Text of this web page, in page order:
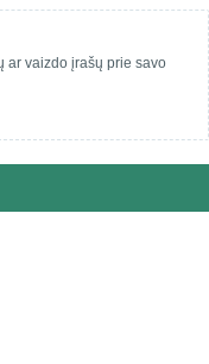
ar vaizdo įrašų prie savo